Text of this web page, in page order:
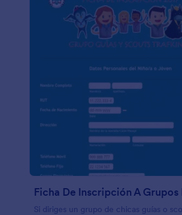
Si diriges un grupo de chicas guías o